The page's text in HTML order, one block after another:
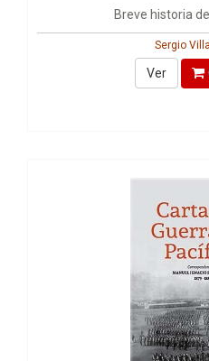
Breve historia
Sergio
Ver